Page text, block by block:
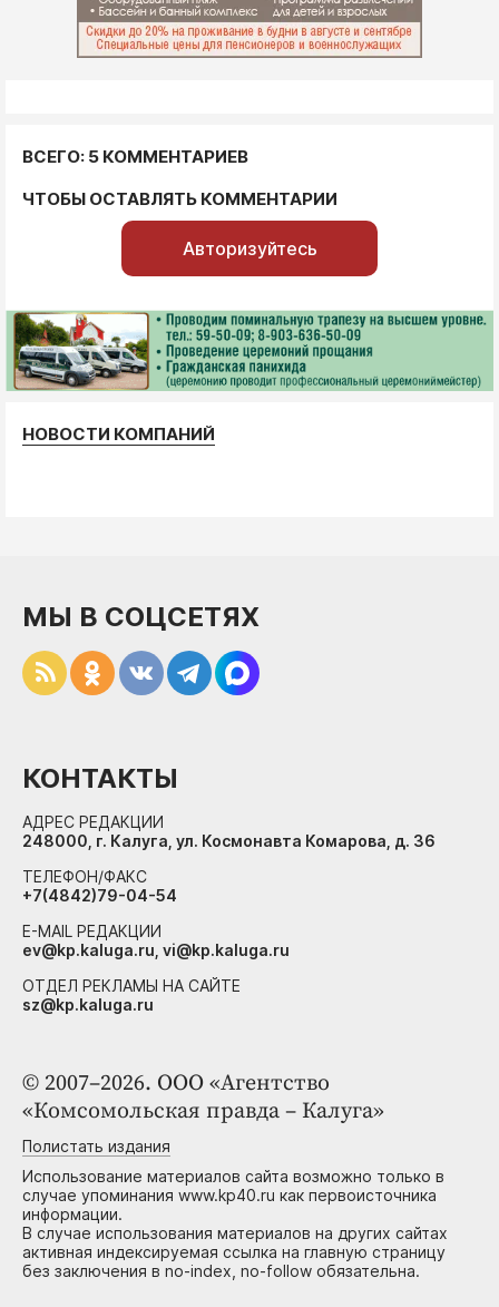
ВСЕГО: 5 КОММЕНТАРИЕВ
ЧТОБЫ ОСТАВЛЯТЬ КОММЕНТАРИИ
Авторизуйтесь
НОВОСТИ КОМПАНИЙ
© 2007–2026. ООО «Агентство
«Комсомольская правда – Калуга»
Полистать издания
Использование материалов сайта возможно только в
случае упоминания www.kp40.ru как первоисточника
информации.
В случае использования материалов на других сайтах
активная индексируемая ссылка на главную страницу
без заключения в no-index, no-follow обязательна.
МЫ В СОЦСЕТЯХ
КОНТАКТЫ
АДРЕС РЕДАКЦИИ
248000, г. Калуга, ул. Космонавта Комарова, д. 36
ТЕЛЕФОН/ФАКС
+7(4842)79-04-54
E-MAIL РЕДАКЦИИ
ev@kp.kaluga.ru, vi@kp.kaluga.ru
ОТДЕЛ РЕКЛАМЫ НА САЙТЕ
sz@kp.kaluga.ru